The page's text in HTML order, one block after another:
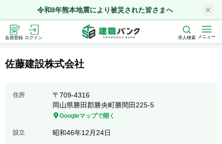
令和8年熊本地震により被災された皆さまへ
会員登録 ログイン 求人検索 メニュー
佐藤建設株式会社
住所 〒 709-4316
岡山県勝田郡勝央町勝間田225-5
Googleマップで開く
設立 昭和46年12月24日